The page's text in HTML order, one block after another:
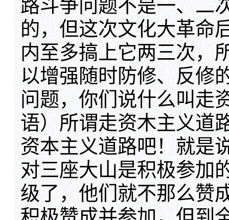
路斗争问题不是一、二
的，但这次文化大革命
内至多搞上它两三次，
以增强随时防修、反修
问题，你们说什么叫走
语）所谓走资木主义道
资本主义道路吧！就是
对三座大山是积极参加
级了，他们就不那么赞